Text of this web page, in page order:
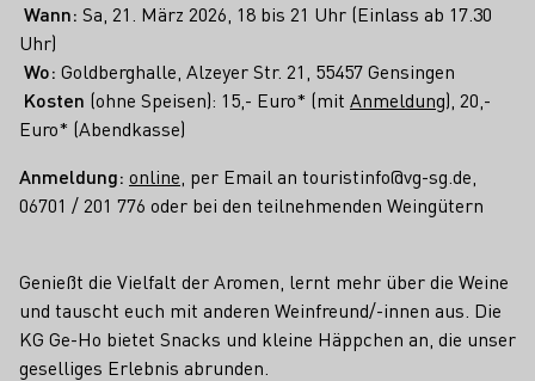
Wann: Sa, 21. März 2026, 18 bis 21 Uhr (Einlass ab 17.30
Uhr)
Wo: Goldberghalle, Alzeyer Str. 21, 55457 Gensingen
Kosten (ohne Speisen): 15,- Euro* (mit Anmeldung), 20,-
Euro* (Abendkasse)
Anmeldung: online , per Email an touristinfo@vg-sg.de,
06701 / 201 776 oder bei den teilnehmenden Weingütern
Genießt die Vielfalt der Aromen, lernt mehr über die Weine
und tauscht euch mit anderen Weinfreund/-innen aus. Die
KG Ge-Ho bietet Snacks und kleine Häppchen an, die unser
geselliges Erlebnis abrunden.